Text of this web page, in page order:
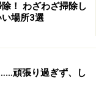
・幼虫のゴキブリ
虫剤の効果があ
い季節になると孵
う、姿の見えな
しょう。春に孵
が一生き残って
！ わざわざ掃除し
場所3選
頑張り過ぎず、し